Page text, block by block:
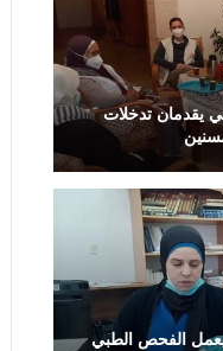
يقدمان تدخلات
يعمل الفحص الطبي